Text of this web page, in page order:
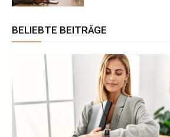
BELIEBTE BEITRÄGE